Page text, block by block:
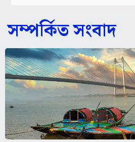
সম্পর্কিত সংবাদ